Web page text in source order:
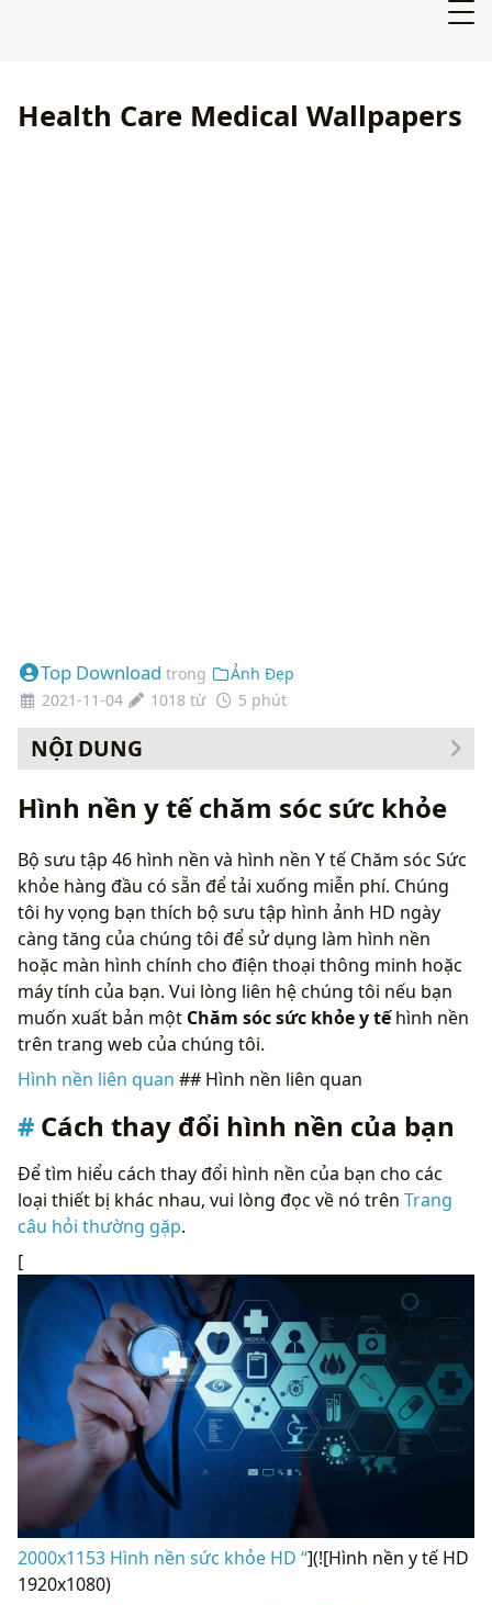
Health Care Medical Wallpapers
Top Download trong
Ảnh Đẹp
2021-11-04
1018 từ 5 phút
NỘI DUNG
Hình nền y tế chăm sóc sức khỏe
Bộ sưu tập 46 hình nền và hình nền Y tế Chăm sóc Sức
khỏe hàng đầu có sẵn để tải xuống miễn phí. Chúng
tôi hy vọng bạn thích bộ sưu tập hình ảnh HD ngày
càng tăng của chúng tôi để sử dụng làm hình nền
hoặc màn hình chính cho điện thoại thông minh hoặc
máy tính của bạn. Vui lòng liên hệ chúng tôi nếu bạn
muốn xuất bản một Chăm sóc sức khỏe y tếhình nền
trên trang web của chúng tôi.
Hình nền liên quan ## Hình nền liên quan
Cách thay đổi hình nền của bạn
Để tìm hiểu cách thay đổi hình nền của bạn cho các
loại thiết bị khác nhau, vui lòng đọc về nó trên Trang
câu hỏi thường gặp.
[
2000x1153 Hình nền sức khỏe HD “](![Hình nền y tế HD
1920x1080)